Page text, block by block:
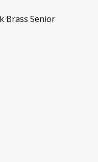
Brass Senior